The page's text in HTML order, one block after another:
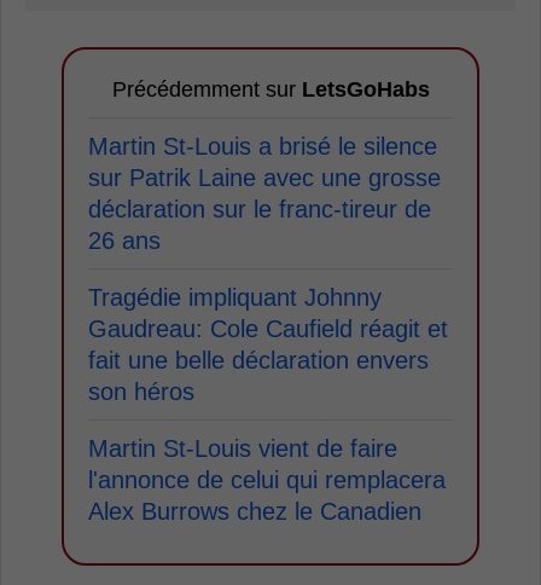
Précédemment sur LetsGoHabs
Martin St-Louis a brisé le silence
sur Patrik Laine avec une grosse
déclaration sur le franc-tireur de
26 ans
Tragédie impliquant Johnny
Gaudreau: Cole Caufield réagit et
fait une belle déclaration envers
son héros
Martin St-Louis vient de faire
l'annonce de celui qui remplacera
Alex Burrows chez le Canadien